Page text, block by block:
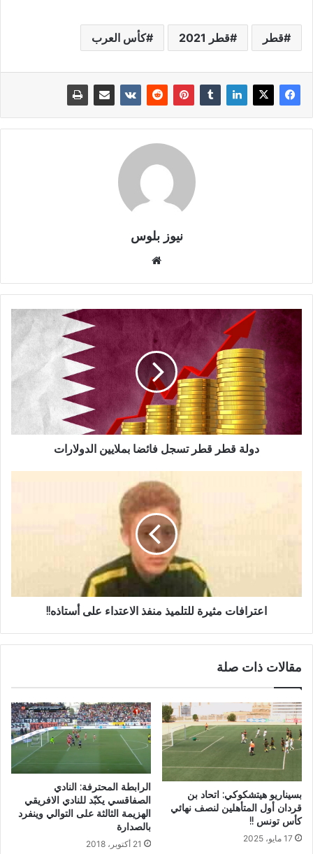
قطر قطر 2021 كأس العرب
نيوز بلوس
دولة قطر قطر تسجل فائضا بملايين الدولارات
اعترافات مثيرة للتلميذ منفذ الاعتداء على أستاذه!!
مقالات ذات صلة
بسيناريو هيتشكوكي: اتحاد بن
قردان أول المتأهلين لنصف نهائي
كأس تونس !!
17 مايو، 2025
الرابطة المحترفة: النادي
الصفاقسي يكبّد للنادي الافريقي
الهزيمة الثالثة على التوالي وينفرد
بالصدارة
21 أكتوبر، 2018